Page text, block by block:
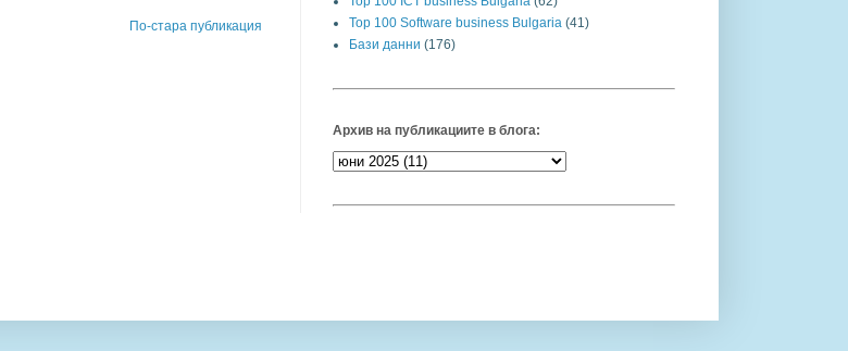
По-стара публикация
Top 100 Software business Bulgaria (41)
Бази данни (176)
Архив на публикациите в блога: